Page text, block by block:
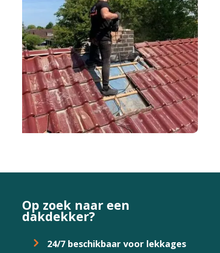
Op zoek naar een
dakdekker?
24/7 beschikbaar voor lekkages